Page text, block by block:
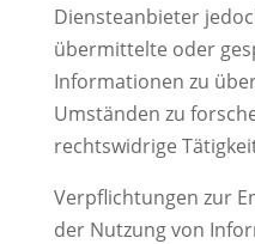
Diensteanbieter
übermittelte oder
Informationen zu
Umständen zu
rechtswidrige
Verpflichtungen zur
der Nutzung von